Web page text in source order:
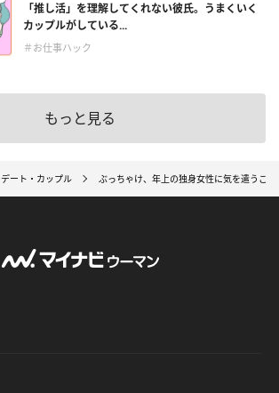
「推し活」を理解してくれない彼氏。うまくいく
カップルがしている...
＃お仕事ハック
もっと見る
デート・カップル ぶっちゃけ、年上の独身女性に気を遣うこと